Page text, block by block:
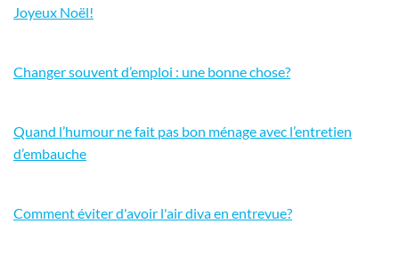
Joyeux Noël!
Changer souvent d’emploi : une bonne chose?
Quand l’humour ne fait pas bon ménage avec l’entretien
d’embauche
Comment éviter d'avoir l'air diva en entrevue?